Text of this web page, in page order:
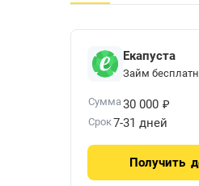
Екапуста
Займ
Сумма30 000 ₽
Срок7-31 дней
Получить